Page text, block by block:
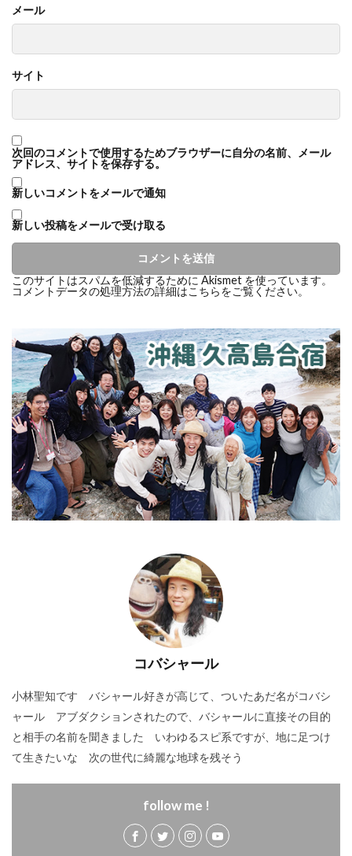
メール
サイト
次回のコメントで使用するためブラウザーに自分の名前、メール
アドレス、サイトを保存する。
新しいコメントをメールで通知
新しい投稿をメールで受け取る
このサイトはスパムを低減するために Akismet を使っています。
コメントデータの処理方法の詳細はこちらをご覧ください。
コバシャール
小林聖知です バシャール好きが高じて、ついたあだ名がコバシ
ャール アブダクションされたので、バシャールに直接その目的
と相手の名前を聞きました いわゆるスピ系ですが、地に足つけ
て生きたいな 次の世代に綺麗な地球を残そう
follow me !